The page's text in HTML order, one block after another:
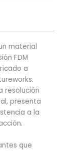
material
FDM
a
resolución
presenta
a la
que